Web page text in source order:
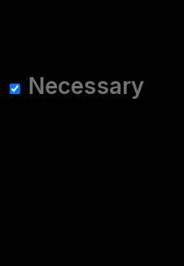
Necessary
absolutely
website to
These cookies